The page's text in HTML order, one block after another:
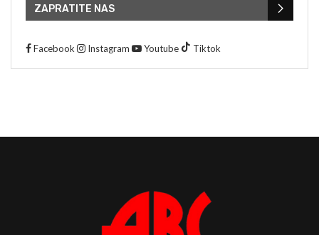
ZAPRATITE NAS
Facebook Instagram Youtube Tiktok